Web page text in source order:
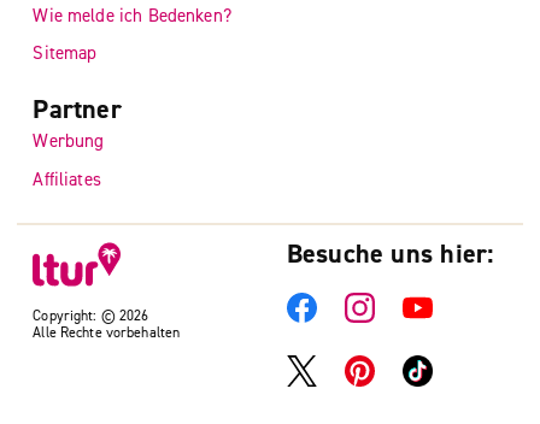
Copyright: © 2026
Alle Rechte vorbehalten
Wie melde ich Bedenken?
Sitemap
Partner
Werbung
Affiliates
Besuche uns hier: